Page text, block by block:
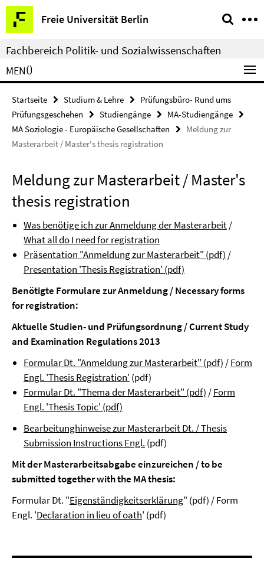
Springe
direkt
zu
Inhalt
Freie Universität Berlin
Service-
Navigation
Fachbereich Politik- und Sozialwissenschaften
MENÜ
Startseite Studium & Lehre
Prüfungsbüro- Rund ums
Prüfungsgeschehen
Studiengänge
MA-Studiengänge
MA Soziologie - Europäische Gesellschaften
Meldung zur
Masterarbeit / Master's thesis registration
Meldung zur Masterarbeit / Master's
thesis registration
Was benötige ich zur Anmeldung der Masterarbeit/
What all do I need for registration
Präsentation "Anmeldung zur Masterarbeit" (pdf) /
Presentation 'Thesis Registration' (pdf)
Benötigte Formulare zur Anmeldung / Necessary forms
for registration:
Aktuelle Studien- und Prüfungsordnung / Current Study
and Examination Regulations 2013
Formular Dt. "Anmeldung zur Masterarbeit" (pdf) /Form
Engl. 'Thesis Registration' (pdf)
Formular Dt. "Thema der Masterarbeit" (pdf) /Form
Engl. 'Thesis Topic' (pdf)
Bearbeitunghinweise zur Masterarbeit Dt. / Thesis
Submission Instructions Engl. (pdf)
Mit der Masterarbeitsabgabe einzureichen / to be
submitted together with the MA thesis:
Formular Dt. "Eigenständigkeitserklärung" (pdf) / Form
Engl. 'Declaration in lieu of oath' (pdf)